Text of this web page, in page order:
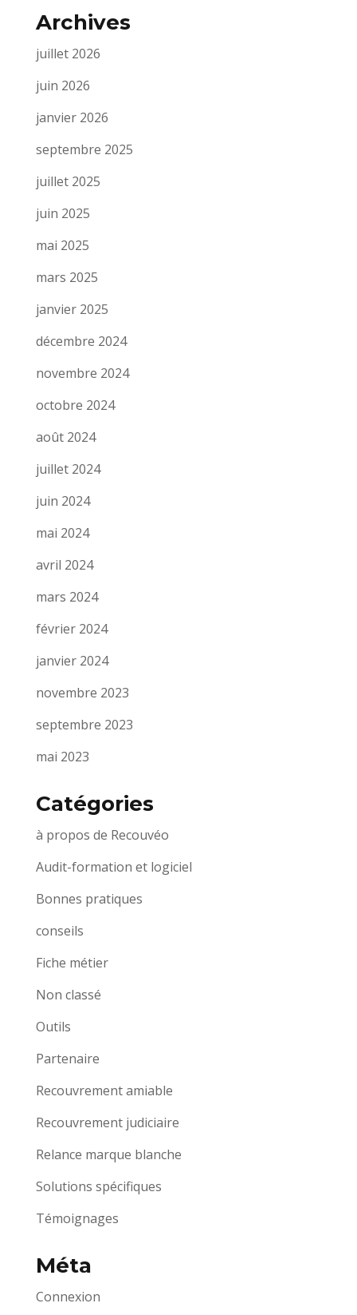
Archives
juillet 2026
juin 2026
janvier 2026
septembre 2025
juillet 2025
juin 2025
mai 2025
mars 2025
janvier 2025
décembre 2024
novembre 2024
octobre 2024
août 2024
juillet 2024
juin 2024
mai 2024
avril 2024
mars 2024
février 2024
janvier 2024
novembre 2023
septembre 2023
mai 2023
Catégories
à propos de Recouvéo
Audit-formation et logiciel
Bonnes pratiques
conseils
Fiche métier
Non classé
Outils
Partenaire
Recouvrement amiable
Recouvrement judiciaire
Relance marque blanche
Solutions spécifiques
Témoignages
Méta
Connexion